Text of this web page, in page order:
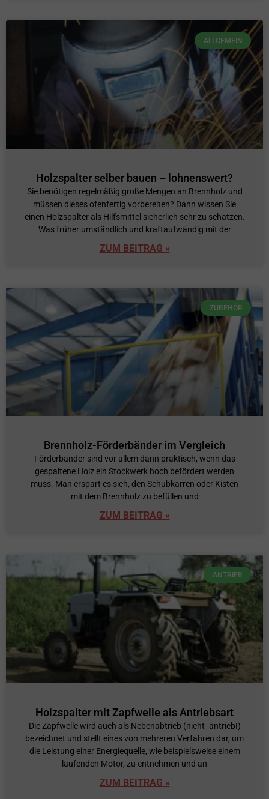
ALLGEMEIN
Holzspalter selber bauen – lohnenswert?
Sie benötigen regelmäßig große Mengen an Brennholz und
müssen dieses ofenfertig vorbereiten? Dann wissen Sie
einen Holzspalter als Hilfsmittel sicherlich sehr zu schätzen.
Was früher umständlich und kraftaufwändig mit der
ZUM BEITRAG »
ZUBEHÖR
Brennholz-Förderbänder im Vergleich
Förderbänder sind vor allem dann praktisch, wenn das
gespaltene Holz ein Stockwerk hoch befördert werden
muss. Man erspart es sich, den Schubkarren oder Kisten
mit dem Brennholz zu befüllen und
ZUM BEITRAG »
ANTRIEB
Holzspalter mit Zapfwelle als Antriebsart
Die Zapfwelle wird auch als Nebenabtrieb (nicht -antrieb!)
bezeichnet und stellt eines von mehreren Verfahren dar, um
die Leistung einer Energiequelle, wie beispielsweise einem
laufenden Motor, zu entnehmen und an
ZUM BEITRAG »